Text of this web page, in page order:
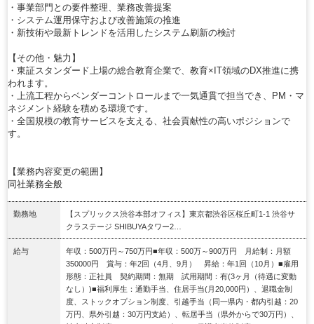
・事業部門との要件整理、業務改善提案
・システム運用保守および改善施策の推進
・新技術や最新トレンドを活用したシステム刷新の検討
【その他・魅力】
・東証スタンダード上場の総合教育企業で、教育×IT領域のDX推進に携
われます。
・上流工程からベンダーコントロールまで一気通貫で担当でき、PM・マ
ネジメント経験を積める環境です。
・全国規模の教育サービスを支える、社会貢献性の高いポジションで
す。
【業務内容変更の範囲】
同社業務全般
勤務地
【スプリックス渋谷本部オフィス】東京都渋谷区桜丘町1‐1 渋谷サ
クラステージ SHIBUYAタワー2…
給与
年収：500万円～750万円■年収：500万～900万円 月給制：月額
350000円 賞与：年2回（4月、9月） 昇給：年1回（10月）■雇用
形態：正社員 契約期間：無期 試用期間：有(3ヶ月（待遇に変動
なし）)■福利厚生：通勤手当、住居手当(月20,000円）、退職金制
度、ストックオプション制度、引越手当（同一県内・都内引越：20
万円、県外引越：30万円支給）、転居手当（県外からで30万円）、